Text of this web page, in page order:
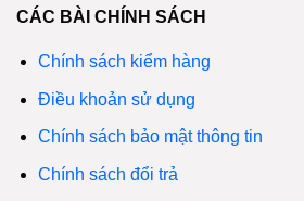
CÁC BÀI CHÍNH SÁCH
Chính sách kiểm hàng
Điều khoản sử dụng
Chính sách bảo mật thông tin
Chính sách đổi trả